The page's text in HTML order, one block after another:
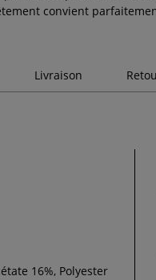
convient
Livraison
16%, Polyester